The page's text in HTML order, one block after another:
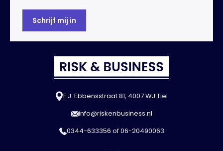
F.J. Ebbensstraat 81, 4007 WJ Tiel
info@riskenbusiness.nl
0344-633356 of06-20490063